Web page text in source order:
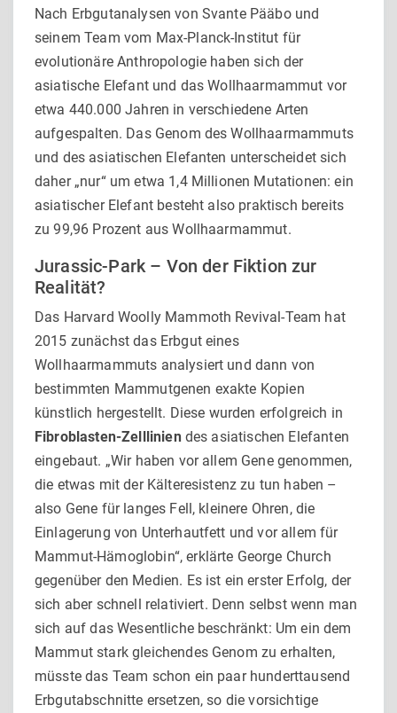
Nach Erbgutanalysen von Svante Pääbo und
seinem Team vom Max-Planck-Institut für
evolutionäre Anthropologie haben sich der
asiatische Elefant und das Wollhaarmammut vor
etwa 440.000 Jahren in verschiedene Arten
aufgespalten. Das Genom des Wollhaarmammuts
und des asiatischen Elefanten unterscheidet sich
daher „nur“ um etwa 1,4 Millionen Mutationen: ein
asiatischer Elefant besteht also praktisch bereits
zu 99,96 Prozent aus Wollhaarmammut.
Jurassic-Park – Von der Fiktion zur
Realität?
Das Harvard Woolly Mammoth Revival-Team hat
2015 zunächst das Erbgut eines
Wollhaarmammuts analysiert und dann von
bestimmten Mammutgenen exakte Kopien
künstlich hergestellt. Diese wurden erfolgreich in
Fibroblasten-Zellliniendes asiatischen Elefanten
eingebaut. „Wir haben vor allem Gene genommen,
die etwas mit der Kälteresistenz zu tun haben –
also Gene für langes Fell, kleinere Ohren, die
Einlagerung von Unterhautfett und vor allem für
Mammut-Hämoglobin“, erklärte George Church
gegenüber den Medien. Es ist ein erster Erfolg, der
sich aber schnell relativiert. Denn selbst wenn man
sich auf das Wesentliche beschränkt: Um ein dem
Mammut stark gleichendes Genom zu erhalten,
müsste das Team schon ein paar hunderttausend
Erbgutabschnitte ersetzen, so die vorsichtige